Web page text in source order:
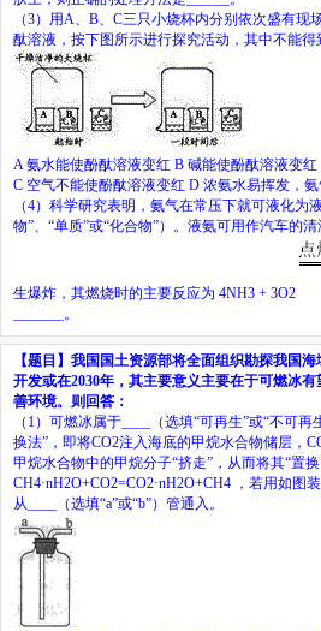
（3）用A B C三只小烧杯内分别依次盛有现
酞溶液，按下图所示进行探究活动，其中不能得
A 氨水能使酚酞溶液变红 B 碱能使酚酞溶液变红
C 空气不能使酚酞溶液变红 D 浓氨水易挥发，
（4）科学研究表明，氨气在常压下就可液化为
物”、“单质”或“化合物”）。液氨可用作汽车的
生爆炸，其燃烧时的主要反应为 4NH3 + 3O2
。
【题目】 我国国土资源部将全面组织勘探我国
开发或在2030年，其主要意义主要在于可燃冰
善环境。则回答：
（1）可燃冰属于
（选填“可再生”或“不可再
换法” ，即将CO2注入海底的甲烷水合物储层，
甲烷水合物中的甲烷分子“挤走” ，从而将其“置换
CH4·nH2O+CO2=CO2·nH2O+CH4 ，若用如图
从
（选填“a”或“b”）管通入。